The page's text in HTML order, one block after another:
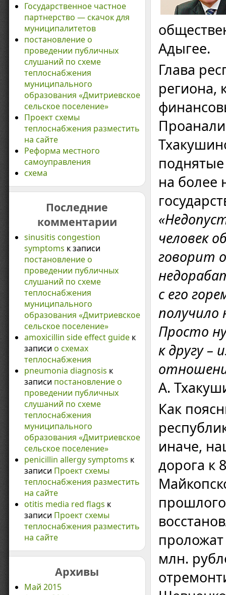
Государственное частное
партнерство — скачок для
муниципалитетов
постановление о
проведении публичных
слушаний по схеме
теплоснабжения
муниципального
образования «Дмитриевское
сельское поселение»
Проект схемы
теплоснабжения разместить
на сайте
Реформа местного
самоуправления
схема
Последние
комментарии
sinusitis congestion
symptoms к записи
постановление о
проведении публичных
слушаний по схеме
теплоснабжения
муниципального
образования «Дмитриевское
сельское поселение»
amoxicillin side effect guideк
записи о схемах
теплоснабжения
pneumonia diagnosis к
записи постановление о
проведении публичных
слушаний по схеме
теплоснабжения
муниципального
образования «Дмитриевское
сельское поселение»
penicillin allergy symptoms к
записи Проект схемы
теплоснабжения разместить
на сайте
otitis media red flags к
записи Проект схемы
теплоснабжения разместить
на сайте
Архивы
Май 2015
Адыгее.
Глава
региона,
на более
человек
говорит
с его
Просто
к другу –
А.
Как
иначе,
дорога к
млн.